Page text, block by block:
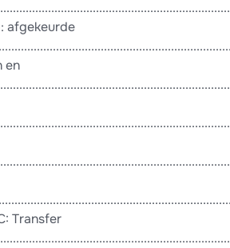
afgekeurde
en
Transfer